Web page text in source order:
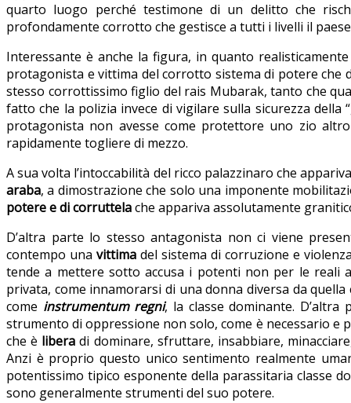
quarto luogo perché testimone di un delitto che
profondamente corrotto che gestisce a tutti i livelli il
Interessante è anche la figura, in quanto
protagonista e vittima del corrotto sistema di potere che
stesso corrottissimo figlio del rais Mubarak, tanto che
fatto che la polizia invece di vigilare sulla sicurezza della
protagonista non avesse come protettore uno zio
rapidamente togliere di mezzo.
A sua volta l’intoccabilità del ricco palazzinaro che
araba, a dimostrazione che solo una imponente
potere e di corruttelache appariva assolutamente
D’altra parte lo stesso antagonista non ci viene
contempo una vittima del sistema di corruzione e
tende a mettere sotto accusa i potenti non per le reali
privata, come innamorarsi di una donna diversa da
come instrumentum regni, la classe dominante.
strumento di oppressione non solo, come è necessario e
che è libera di dominare, sfruttare, insabbiare,
Anzi è proprio questo unico sentimento realmente
potentissimo tipico esponente della parassitaria classe
sono generalmente strumenti del suo potere.